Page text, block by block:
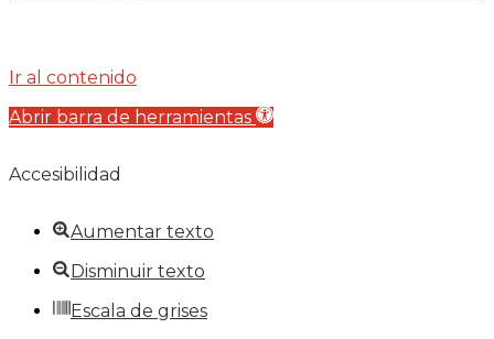
Ir al contenido
Abrir barra de herramientas
Accesibilidad
Aumentar texto
Disminuir texto
Escala de grises